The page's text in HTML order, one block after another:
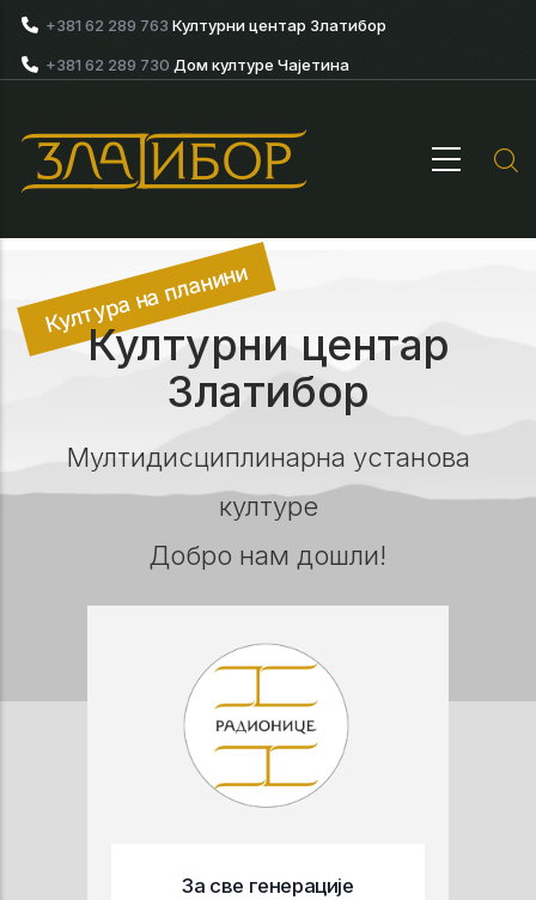
Skip to main content
+381 62 289 763 Културни центар Златибор
+381 62 289 730 Дом културе Чајетина
Култура на планини
Културни центар
Златибор
Мултидисциплинарна установа
културе
Добро нам дошли!
За све генерације